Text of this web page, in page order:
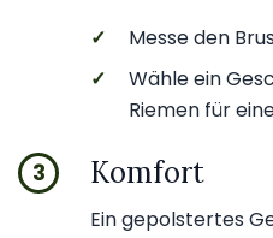
✓
Messe den
✓
Wähle ein
Riemen für
3 Komfort
Ein gepolstertes